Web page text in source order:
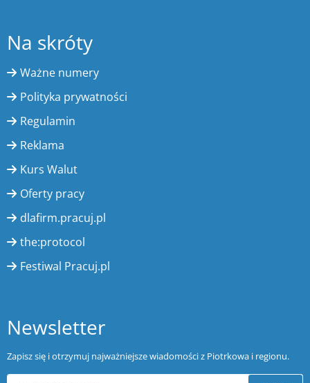
Na skróty
Ważne numery
Polityka prywatności
Regulamin
Reklama
Kurs Walut
Oferty pracy
dlafirm.pracuj.pl
the:protocol
Festiwal Pracuj.pl
Newsletter
Zapisz się i otrzymuj najważniejsze wiadomości z Piotrkowa i regionu.